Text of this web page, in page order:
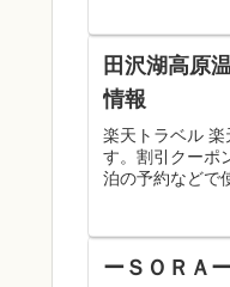
田沢湖高原
情報
楽天トラベル
す。割引クーポ
泊の予約などで
ーＳＯＲＡ